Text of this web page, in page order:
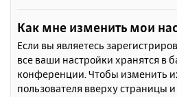
Как мне изменить мои
Если вы являетесь
все ваши настройки хранятся в
конференции. Чтобы изменить
пользователя вверху страницы